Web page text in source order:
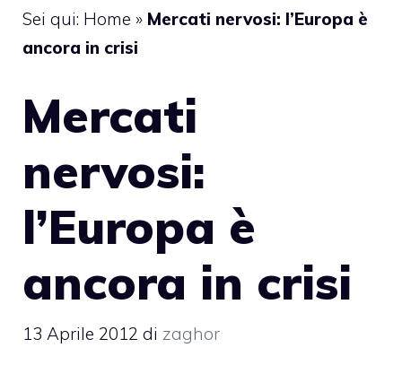
Sei qui: Home » Mercati nervosi: l’Europa è
ancora in crisi
Mercati
nervosi:
l’Europa è
ancora in crisi
13 Aprile 2012 di zaghor